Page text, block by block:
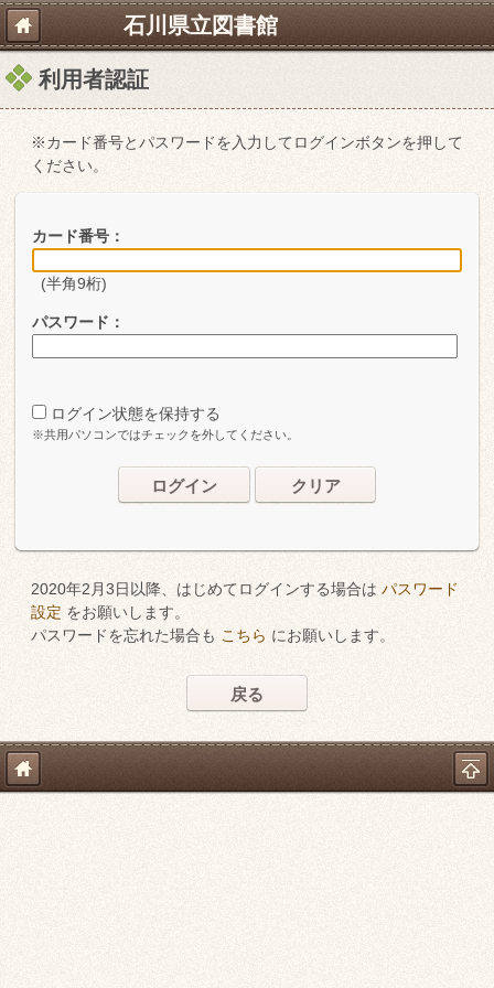
石川県立図書館
利用者認証
※カード番号とパスワードを入力してログインボタンを押して
ください。
カード番号：
(半角9桁)
パスワード：
ログイン状態を保持する
※共用パソコンではチェックを外してください。
ログイン クリア
2020年2月3日以降、はじめてログインする場合は パスワード
設定 をお願いします。
パスワードを忘れた場合も こちら にお願いします。
戻る